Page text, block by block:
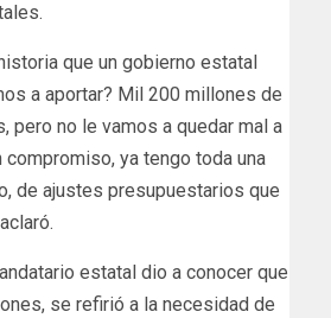
que un gobierno estatal
a aportar? Mil 200 millones de
pero no le vamos a quedar mal a
ya tengo toda una
de ajustes presupuestarios que
estatal dio a conocer que
se refirió a la necesidad de